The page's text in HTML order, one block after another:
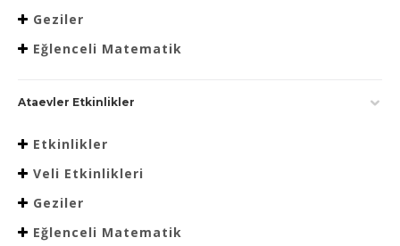
Geziler
Eğlenceli Matematik
Ataevler Etkinlikler
Etkinlikler
Veli Etkinlikleri
Geziler
Eğlenceli Matematik